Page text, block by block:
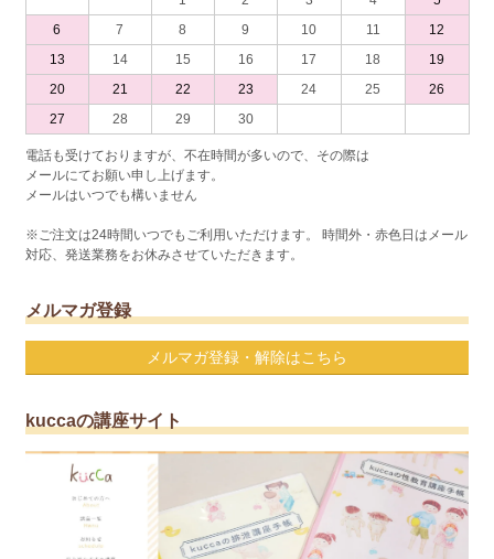
6
7 8 9 10 11
12
13
14 15 16 17 18
19
20
21 22 23 24 25
26
27
28 29 30
電話も受けておりますが、不在時間が多いので、その際は
メールにてお願い申し上げます。
メールはいつでも構いません
※ご注文は24時間いつでもご利用いただけます。 時間外・赤色日はメール
対応、発送業務をお休みさせていただきます。
メルマガ登録
メルマガ登録・解除はこちら
kuccaの講座サイト